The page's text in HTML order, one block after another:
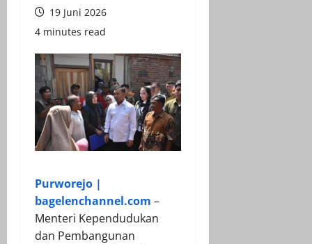
19 Juni 2026
4 minutes read
Purworejo |
bagelenchannel.com –
Menteri Kependudukan
dan Pembangunan